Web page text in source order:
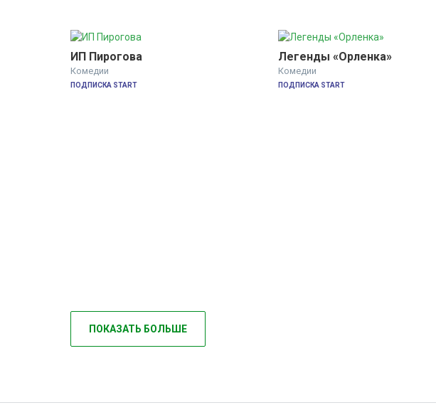
ИП Пирогова
Комедии
ПОДПИСКА START
Легенды «Орленка»
Комедии
ПОДПИСКА START
ПОКАЗАТЬ БОЛЬШЕ